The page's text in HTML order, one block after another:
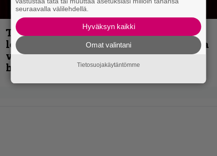
Thrash ’n’ roll -yhtye Madred ryydittää
levyjulkaisua keikkareissulla kuvatulla
videolla – ”Oltiin pakussa kusihädässä
helvetin väsyneenä…”
seuraavalla välilehdellä.
Hyväksyn kaikki
Omat valintani
Tietosuojakäytäntömme